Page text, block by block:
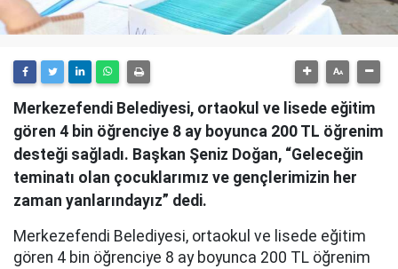
Merkezefendi Belediyesi, ortaokul ve lisede eğitim
gören 4 bin öğrenciye 8 ay boyunca 200 TL öğrenim
desteği sağladı. Başkan Şeniz Doğan, “Geleceğin
teminatı olan çocuklarımız ve gençlerimizin her
zaman yanlarındayız” dedi.
Merkezefendi Belediyesi, ortaokul ve lisede eğitim
gören 4 bin öğrenciye 8 ay boyunca 200 TL öğrenim